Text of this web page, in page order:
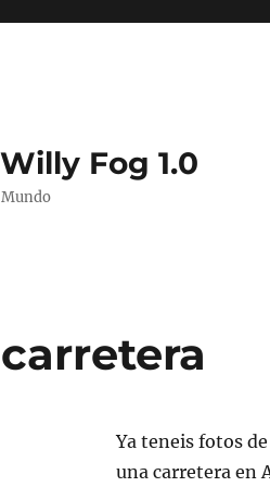
Fog 1.0
Mundo
Ya teneis fotos
una carretera en